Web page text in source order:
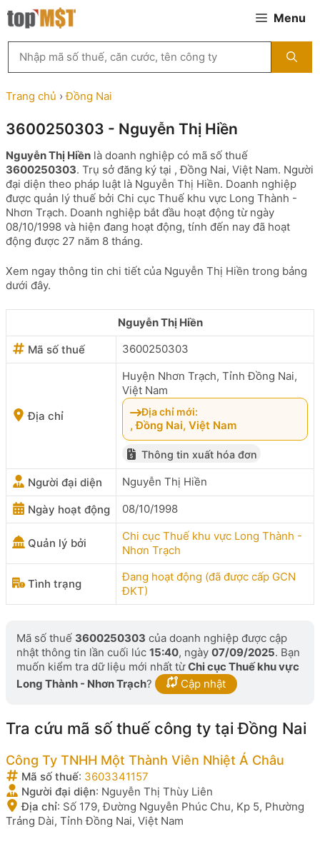
Chuyển
đến
Menu
kiếm
MST
theo
tên
ty,
người
đại
diện
hoặc
mã
số
thuế
...
Trang chủ ›Đồng Nai
3600250303 - Nguyễn Thị Hiền
Nguyễn Thị Hiền là doanh nghiệp có mã số thuế
3600250303. Trụ sở đăng ký tại , Đồng Nai, Việt Nam. Người
đại diện theo pháp luật là Nguyễn Thị Hiền. Doanh nghiệp
được quản lý thuế bởi Chi cục Thuế khu vực Long Thành -
Nhơn Trạch. Doanh nghiệp bắt đầu hoạt động từ ngày
08/10/1998 và hiện đang hoạt động, tính đến nay đã hoạt
động được 27 năm 8 tháng.
Xem ngay thông tin chi tiết của Nguyễn Thị Hiền trong bảng
dưới đây.
Nguyễn Thị Hiền
Mã số thuế
3600250303
Địa chỉ
Huyện Nhơn Trạch, Tỉnh Đồng Nai,
Việt Nam
Địa chỉ mới:
, Đồng Nai, Việt Nam
Thông tin xuất hóa đơn
Người đại diện Nguyễn Thị Hiền
Ngày hoạt động 08/10/1998
Quản lý bởi
Chi cục Thuế khu vực Long Thành -
Nhơn Trạch
Tình trạng
Đang hoạt động (đã được cấp GCN
ĐKT)
Mã số thuế 3600250303 của doanh nghiệp được cập
nhật thông tin lần cuối lúc 15:40, ngày 07/09/2025. Bạn
muốn kiểm tra dữ liệu mới nhất từChi cục Thuế khu vực
Long Thành - Nhơn Trạch? Cập nhật
Tra cứu mã số thuế công ty tại Đồng Nai
Công Ty TNHH Một Thành Viên Nhiệt Á Châu
Mã số thuế: 3603341157
Người đại diện: Nguyễn Thị Thùy Liên
Địa chỉ: Số 179, Đường Nguyễn Phúc Chu, Kp 5, Phường
Trảng Dài, Tỉnh Đồng Nai, Việt Nam